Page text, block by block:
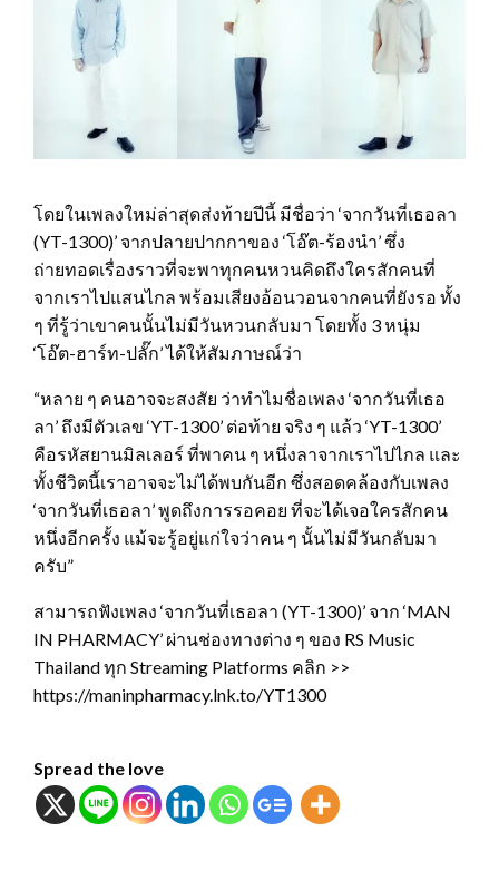
โดยในเพลงใหม่ล่าสุดส่งท้ายปีนี้ มีชื่อว่า ‘จากวันที่เธอลา
(YT-1300)’ จากปลายปากกาของ ‘โอ๊ต-ร้องนำ’ ซึ่ง
ถ่ายทอดเรื่องราวที่จะพาทุกคนหวนคิดถึงใครสักคนที่
จากเราไปแสนไกล พร้อมเสียงอ้อนวอนจากคนที่ยังรอ ทั้ง
ๆ ที่รู้ว่าเขาคนนั้นไม่มีวันหวนกลับมา โดยทั้ง 3 หนุ่ม
‘โอ๊ต-ฮาร์ท-ปลั๊ก’ ได้ให้สัมภาษณ์ว่า
“หลาย ๆ คนอาจจะสงสัย ว่าทำไมชื่อเพลง ‘จากวันที่เธอ
ลา’ ถึงมีตัวเลข ‘YT-1300’ ต่อท้าย จริง ๆ แล้ว ‘YT-1300’
คือรหัสยานมิลเลอร์ ที่พาคน ๆ หนึ่งลาจากเราไปไกล และ
ทั้งชีวิตนี้เราอาจจะไม่ได้พบกันอีก ซึ่งสอดคล้องกับเพลง
‘จากวันที่เธอลา’ พูดถึงการรอคอย ที่จะได้เจอใครสักคน
หนึ่งอีกครั้ง แม้จะรู้อยู่แก่ใจว่าคน ๆ นั้นไม่มีวันกลับมา
ครับ”
สามารถฟังเพลง ‘จากวันที่เธอลา (YT-1300)’ จาก ‘MAN
IN PHARMACY’ ผ่านช่องทางต่าง ๆ ของ RS Music
Thailand ทุก Streaming Platforms คลิก >>
https://maninpharmacy.lnk.to/YT1300
Spread the love